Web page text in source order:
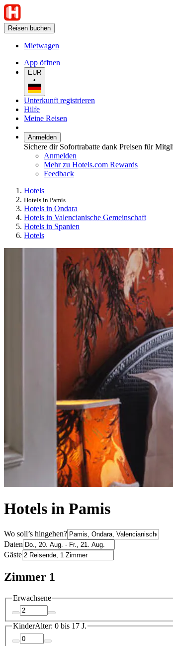
Reisen buchen
Mietwagen
App öffnen
EUR
•
Unterkunft registrieren
Hilfe
Meine Reisen
Anmelden
Sichere dir Sofortrabatte dank Preisen für
Anmelden
Mehr zu Hotels.com Rewards
Feedback
Hotels
Hotels in Pamis
Hotels in Ondara
Hotels in Valencianische Gemeinschaft
Hotels in Spanien
Hotels
Hotels in Pamis
Wo soll’s hingehen?
Daten
Gäste
Zimmer 1
Erwachsene
KinderAlter: 0 bis 17 J.